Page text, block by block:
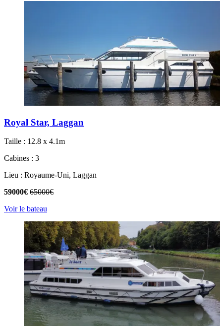
Royal Star, Laggan
Taille : 12.8 x 4.1m
Cabines : 3
Lieu : Royaume-Uni, Laggan
59000€ 65000€
Voir le bateau